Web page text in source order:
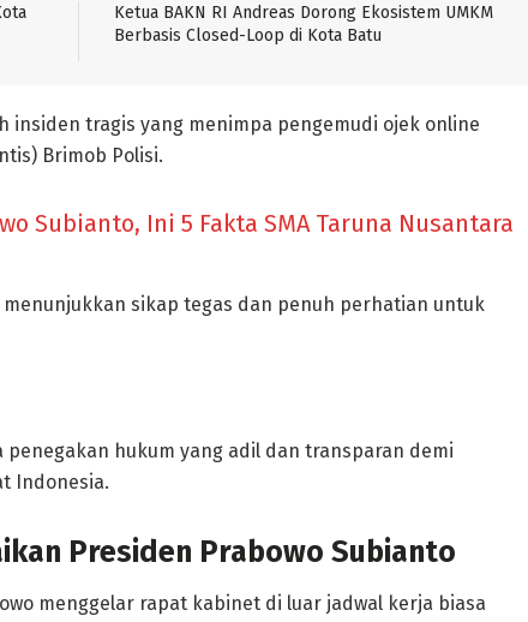
Ketua BAKN RI Andreas Dorong Ekosistem UMKM
Berbasis Closed-Loop di Kota Batu
insiden tragis yang menimpa pengemudi ojek online
Brimob Polisi.
Subianto, Ini 5 Fakta SMA Taruna Nusantara
sikap tegas dan penuh perhatian untuk
hukum yang adil dan transparan demi
Indonesia.
Presiden Prabowo Subianto
menggelar rapat kabinet di luar jadwal kerja biasa